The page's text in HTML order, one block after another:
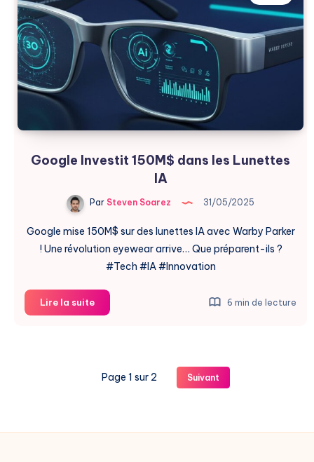
Lens
Studio
Google Investit 150M$ dans les Lunettes
IA
Par Steven Soarez 31/05/2025
Google mise 150M$ sur des lunettes IA avec Warby Parker
! Une révolution eyewear arrive… Que préparent-ils ?
#Tech #IA #Innovation
Lire la suiteGoogle
Investit
Lunettes
6 min de lecture
Page 1 sur 2 Suivant